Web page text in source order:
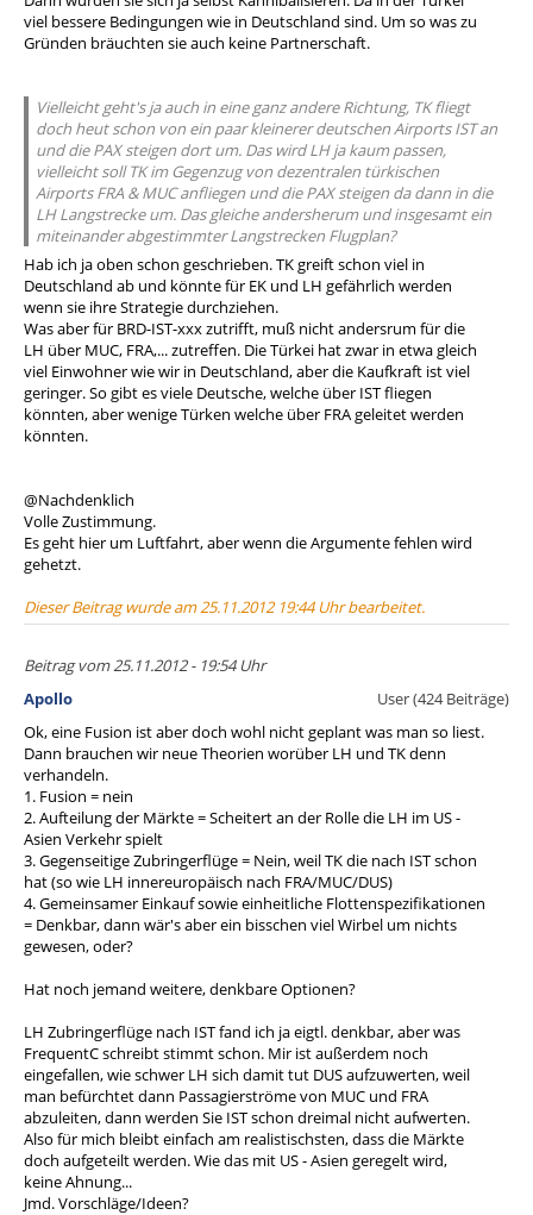
viel bessere Bedingungen wie in Deutschland sind. Um so was zu
Gründen bräuchten sie auch keine Partnerschaft.
Vielleicht geht's ja auch in eine ganz andere Richtung, TK fliegt
doch heut schon von ein paar kleinerer deutschen Airports IST an
und die PAX steigen dort um. Das wird LH ja kaum passen,
vielleicht soll TK im Gegenzug von dezentralen türkischen
Airports FRA & MUC anfliegen und die PAX steigen da dann in die
LH Langstrecke um. Das gleiche andersherum und insgesamt ein
miteinander abgestimmter Langstrecken Flugplan?
Hab ich ja oben schon geschrieben. TK greift schon viel in
Deutschland ab und könnte für EK und LH gefährlich werden
wenn sie ihre Strategie durchziehen.
Was aber für BRD-IST-xxx zutrifft, muß nicht andersrum für die
LH über MUC, FRA,... zutreffen. Die Türkei hat zwar in etwa gleich
viel Einwohner wie wir in Deutschland, aber die Kaufkraft ist viel
geringer. So gibt es viele Deutsche, welche über IST fliegen
könnten, aber wenige Türken welche über FRA geleitet werden
könnten.
@Nachdenklich
Volle Zustimmung.
Es geht hier um Luftfahrt, aber wenn die Argumente fehlen wird
gehetzt.
Dieser Beitrag wurde am 25.11.2012 19:44 Uhr bearbeitet.
Beitrag vom 25.11.2012 - 19:54 Uhr
Apollo
User (424 Beiträge)
Ok, eine Fusion ist aber doch wohl nicht geplant was man so liest.
Dann brauchen wir neue Theorien worüber LH und TK denn
verhandeln.
1. Fusion = nein
2. Aufteilung der Märkte = Scheitert an der Rolle die LH im US -
Asien Verkehr spielt
3. Gegenseitige Zubringerflüge = Nein, weil TK die nach IST schon
hat (so wie LH innereuropäisch nach FRA/MUC/DUS)
4. Gemeinsamer Einkauf sowie einheitliche Flottenspezifikationen
= Denkbar, dann wär's aber ein bisschen viel Wirbel um nichts
gewesen, oder?
Hat noch jemand weitere, denkbare Optionen?
LH Zubringerflüge nach IST fand ich ja eigtl. denkbar, aber was
FrequentC schreibt stimmt schon. Mir ist außerdem noch
eingefallen, wie schwer LH sich damit tut DUS aufzuwerten, weil
man befürchtet dann Passagierströme von MUC und FRA
abzuleiten, dann werden Sie IST schon dreimal nicht aufwerten.
Also für mich bleibt einfach am realistischsten, dass die Märkte
doch aufgeteilt werden. Wie das mit US - Asien geregelt wird,
keine Ahnung...
Jmd. Vorschläge/Ideen?